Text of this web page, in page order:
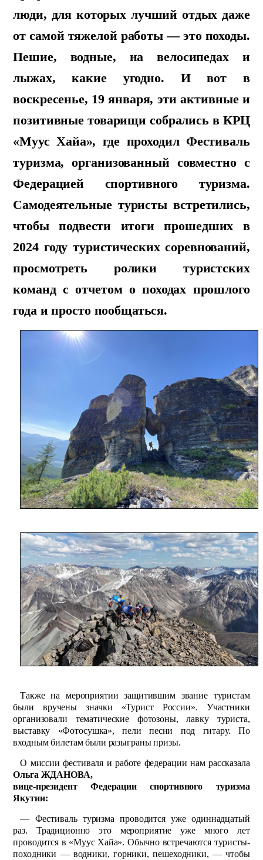
люди, для которых лучший отдых даже
от самой тяжелой работы — это походы.
Пешие, водные, на велосипедах и
лыжах, какие угодно. И вот в
воскресенье, 19 января, эти активные и
позитивные товарищи собрались в КРЦ
«Муус Хайа», где проходил Фестиваль
туризма, организованный совместно с
Федерацией спортивного туризма.
Самодеятельные туристы встретились,
чтобы подвести итоги прошедших в
2024 году туристических соревнований,
просмотреть ролики туристских
команд с отчетом о походах прошлого
года и просто пообщаться.
Также на мероприятии защитившим звание туристам
были вручены значки «Турист России». Участники
организовали тематические фотозоны, лавку туриста,
выставку «Фотосушка», пели песни под гитару. По
входным билетам были разыграны призы.
О миссии фестиваля и работе федерации нам рассказала
Ольга ЖДАНОВА,
вице-президент Федерации спортивного туризма
Якутии:
— Фестиваль туризма проводится уже одиннадцатый
раз. Традиционно это мероприятие уже много лет
проводится в «Муус Хайа». Обычно встречаются туристы-
походники — водники, горники, пешеходники, — чтобы